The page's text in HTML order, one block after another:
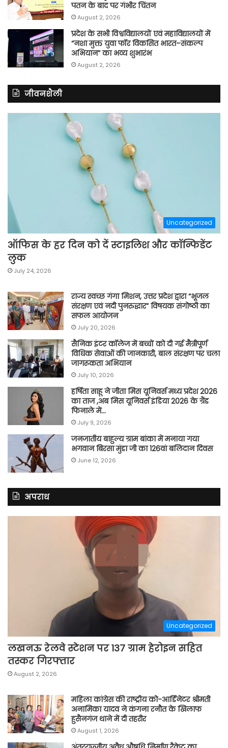
पतन के बाद पर गंभीर चिंतन
August 2, 2026
प्रदेश के सभी विश्वविद्यालयों एवं महाविद्यालयों में
“नशा मुक्त युवा फॉर विकसित भारत–संकल्प
अभियान” का भव्य शुभारंभ
August 2, 2026
जीवनशैली
Uncategorized
ऑफिस के हर दिन को दें स्टाइलिश और कॉन्फिडेंट
लुक
July 24, 2026
राज्य स्वच्छ गंगा मिशन, उत्तर प्रदेश द्वारा “भूजल
संरक्षण एवं नदी पुनरुद्धार” विषयक संगोष्ठी का
सफल आयोजन
July 20, 2026
सैनिक इंटर कॉलेज में बच्चों को दी गई मैत्रीपूर्ण
विधिक सेवाओं की जानकारी, बाल संरक्षण पर चला
जागरूकता अभियान
July 10, 2026
हर्षिता साहू ने जीता मिस यूनिवर्स मध्य प्रदेश 2026
का ताज ,अब मिस यूनिवर्स इंडिया 2026 के ग्रैंड
फिनाले में…
July 9, 2026
जनजातीय बाहुल्य ग्राम बांका में मनाया गया
भगवान बिरसा मुंडा जी का 126वां बलिदान दिवस
June 12, 2026
अपराध
Uncategorized
लखनऊ रेलवे स्टेशन पर 137 ग्राम हेरोइन सहित
तस्कर गिरफ्तार
August 2, 2026
महिला कांग्रेस की राष्ट्रीय को-आर्डिनेटर श्रीमती
अनामिका यादव ने कंगना रनौत के खिलाफ
हुसैनगंज थाने में दी तहरीर
August 1, 2026